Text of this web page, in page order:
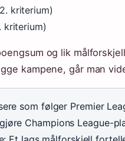
kriterium)
kriterium)
og lik
kampene, går man
som følger Premier
Champions League-